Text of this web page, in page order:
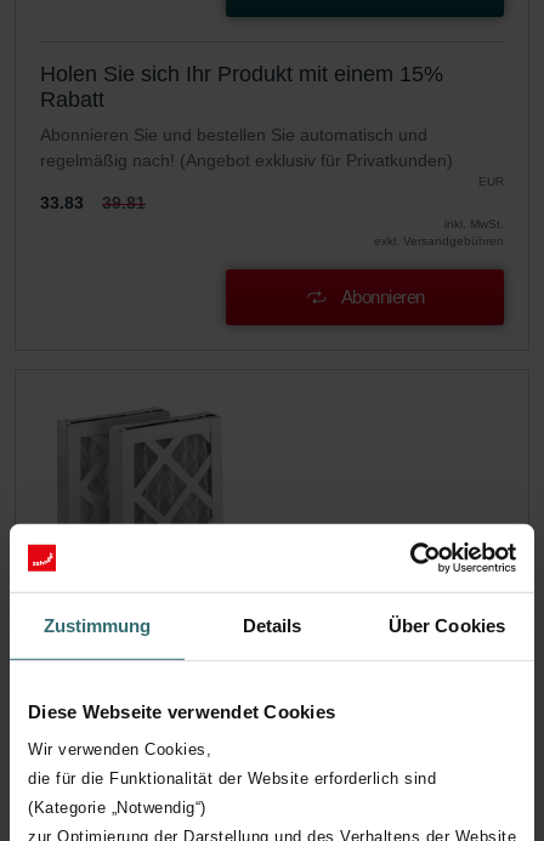
Zustimmung Details Über Cookies
Diese Webseite verwendet Cookies
Wir verwenden Cookies,
die für die Funktionalität der Website erforderlich sind
(Kategorie „Notwendig“)
zur Optimierung der Darstellung und des Verhaltens der Website
Holen Sie sich Ihr Produkt mit einem 15%
Rabatt
Abonnieren Sie und bestellen Sie automatisch und
regelmäßig nach! (Angebot exklusiv für Privatkunden)
EUR
33.83 39.81
inkl. MwSt.
exkl. Versandgebühren
Abonnieren
zentrales Lüftungsgerät ComfoAir 150
Grobfilter ISO Coarse 60% (G4) und 1 Pollenfilter ISO ePM1
Katalognummer: 988202084
Auf Lager